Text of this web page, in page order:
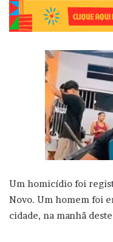
Um homicídio foi
Novo. Um homem foi
cidade, na manhã